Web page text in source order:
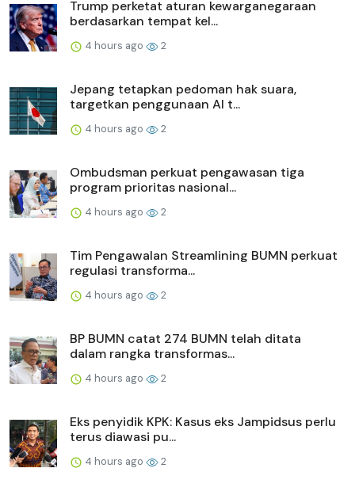
Trump perketat aturan kewarganegaraan
berdasarkan tempat kel...
4 hours ago 2
Jepang tetapkan pedoman hak suara,
targetkan penggunaan AI t...
4 hours ago 2
Ombudsman perkuat pengawasan tiga
program prioritas nasional...
4 hours ago 2
Tim Pengawalan Streamlining BUMN perkuat
regulasi transforma...
4 hours ago 2
BP BUMN catat 274 BUMN telah ditata
dalam rangka transformas...
4 hours ago 2
Eks penyidik KPK: Kasus eks Jampidsus perlu
terus diawasi pu...
4 hours ago 2